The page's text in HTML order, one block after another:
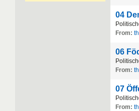
04
From:
06
From:
07
From: